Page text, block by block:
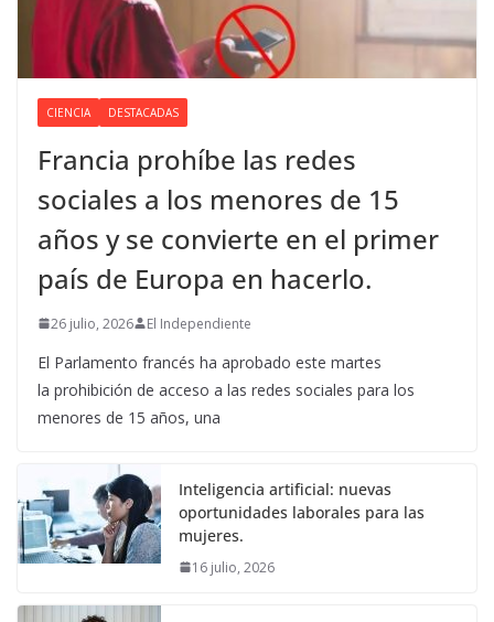
CIENCIA DESTACADAS
Francia prohíbe las redes
sociales a los menores de 15
años y se convierte en el primer
país de Europa en hacerlo.
26 julio, 2026 El Independiente
El Parlamento francés ha aprobado este martes
la prohibición de acceso a las redes sociales para los
menores de 15 años, una
Inteligencia artificial: nuevas
oportunidades laborales para las
mujeres.
16 julio, 2026